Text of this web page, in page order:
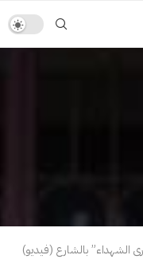
الشهداء” بالشارع (فيديو)